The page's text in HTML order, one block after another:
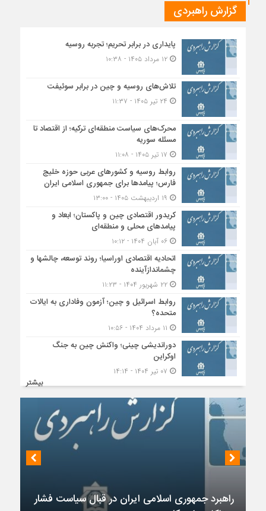
گزارش راهبردی
پایداری در برابر تحریم؛ تجربه روسیه
۱۲ مرداد ۱۴۰۵ - ۱۰:۳۸
تلاش‌های روسیه و چین در برابر سوئیفت
محرک‌های سیاست منطقه‌‎ای ترکیه؛ از اقتصاد تا
مسئله سوریه
روابط روسیه و کشورهای عربی حوزه خلیج
فارس؛ پیامدها برای جمهوری اسلامی ایران
کریدور اقتصادی چین و پاکستان؛ ابعاد و
پیامدهای محلی و منطقه‌ای
۰۶ آبان ۱۴۰۴ - ۱۰:۱۲
اتحادیه اقتصادی اوراسیا؛ روند توسعه، چالشها و
چشماندازآینده
۲۲ شهریور ۱۴۰۴ - ۱۱:۲۳
روابط اسرائیل و چین؛ آزمون وفاداری به ایالات
متحده؟
دوراندیشی چینی؛ واکنش چین به جنگ
اوکراین
بیشتر